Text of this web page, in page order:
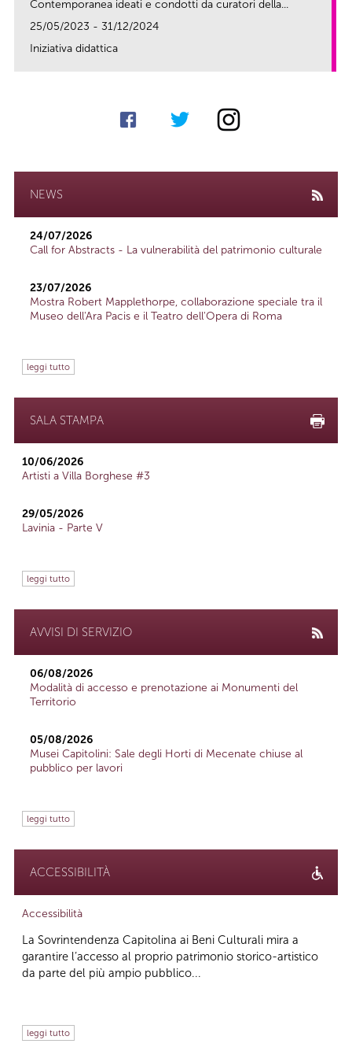
Contemporanea ideati e condotti da curatori della...
25/05/2023 - 31/12/2024
Iniziativa didattica
NEWS
24/07/2026
Call for Abstracts - La vulnerabilità del patrimonio culturale
23/07/2026
Mostra Robert Mapplethorpe, collaborazione speciale tra il
Museo dell'Ara Pacis e il Teatro dell'Opera di Roma
leggi tutto
SALA STAMPA
10/06/2026
Artisti a Villa Borghese #3
29/05/2026
Lavinia - Parte V
leggi tutto
AVVISI DI SERVIZIO
06/08/2026
Modalità di accesso e prenotazione ai Monumenti del
Territorio
05/08/2026
Musei Capitolini: Sale degli Horti di Mecenate chiuse al
pubblico per lavori
leggi tutto
ACCESSIBILITÀ
Accessibilità
La Sovrintendenza Capitolina ai Beni Culturali mira a
garantire l’accesso al proprio patrimonio storico-artistico
da parte del più ampio pubblico...
leggi tutto